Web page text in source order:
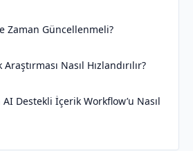
Zaman Güncellenmeli?
Nasıl Hızlandırılır?
Destekli İçerik Workflow’u Nasıl